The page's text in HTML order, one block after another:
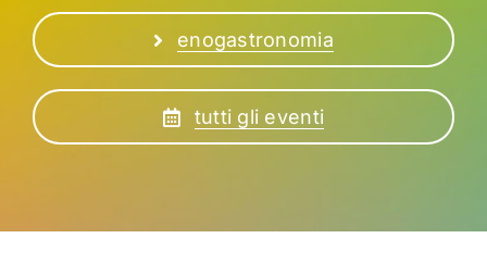
enogastronomia
tutti gli eventi